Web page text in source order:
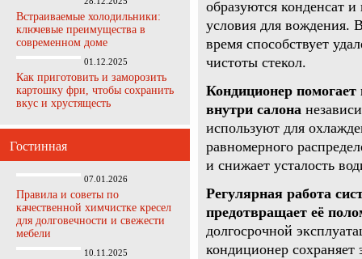
Встраиваемые холодильники:
ключевые преимущества в
современном доме
01.12.2025
Как приготовить и заморозить
картошку фри, чтобы сохранить
вкус и хрустящесть
Гостинная
07.01.2026
Правила и советы по
качественной химчистке кресел
для долговечности и свежести
мебели
10.11.2025
образуются конденсат
условия для вождения.
время способствует
чистоты стекол.
Кондиционер
внутри салона
используют для
равномерного
и снижает усталость
Регулярная работа
предотвращает её
долгосрочной
кондиционер